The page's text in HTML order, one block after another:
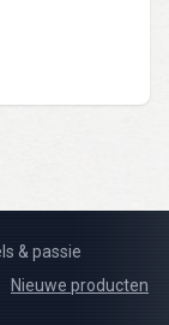
& passie
Nieuwe producten